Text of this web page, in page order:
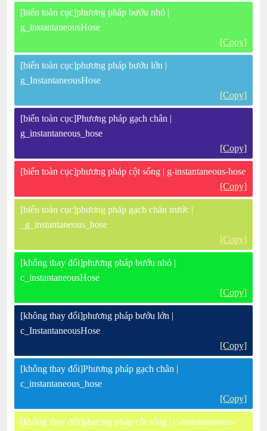
[biến toàn cục]phương pháp bướu nhỏ |
g_instantaneousHose
[Copy]
[biến toàn cục]phương pháp bướu lớn |
g_InstantaneousHose
[Copy]
[biến toàn cục]Phương pháp gạch chân |
g_instantaneous_hose
[Copy]
[biến toàn cục]phương pháp cột sống | g-instantaneous-hose
[Copy]
[biến toàn cục]phương pháp gạch chân trước |
_g_instantaneous_hose
[Copy]
[không thay đổi]phương pháp bướu nhỏ |
c_instantaneousHose
[Copy]
[không thay đổi]phương pháp bướu lớn |
c_InstantaneousHose
[Copy]
[không thay đổi]Phương pháp gạch chân |
c_instantaneous_hose
[Copy]
[không thay đổi]phương pháp cột sống | c-instantaneous-